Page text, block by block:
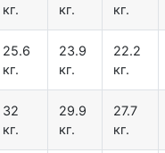
кг.
кг.
кг.
25.6
кг.
23.9
кг.
22.2
кг.
32
кг.
29.9
кг.
27.7
кг.